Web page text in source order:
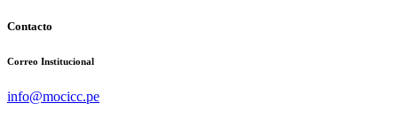
Contacto
Correo Institucional
info@mocicc.pe